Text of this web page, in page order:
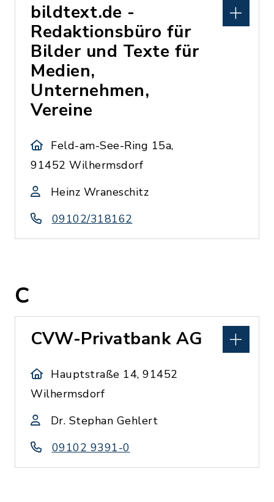
bildtext.de -
Redaktionsbüro für
Bilder und Texte für
Medien,
Unternehmen,
Vereine
Feld-am-See-Ring 15a,
91452 Wilhermsdorf
Heinz Wraneschitz
09102/318162
C
CVW-Privatbank AG
Hauptstraße 14, 91452
Wilhermsdorf
Dr. Stephan Gehlert
09102 9391-0